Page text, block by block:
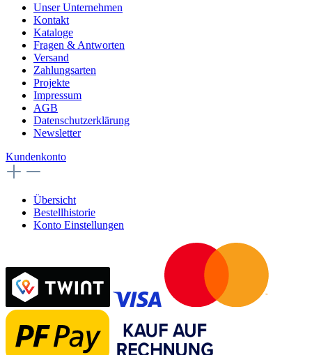
Unser Unternehmen
Kontakt
Kataloge
Fragen & Antworten
Versand
Zahlungsarten
Projekte
Impressum
AGB
Datenschutzerklärung
Newsletter
Kundenkonto
Übersicht
Bestellhistorie
Konto Einstellungen